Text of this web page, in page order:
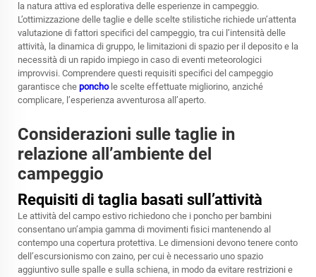
la natura attiva ed esplorativa delle esperienze in campeggio.
L’ottimizzazione delle taglie e delle scelte stilistiche richiede un’attenta
valutazione di fattori specifici del campeggio, tra cui l’intensità delle
attività, la dinamica di gruppo, le limitazioni di spazio per il deposito e la
necessità di un rapido impiego in caso di eventi meteorologici
improvvisi. Comprendere questi requisiti specifici del campeggio
garantisce che poncho le scelte effettuate migliorino, anziché
complicare, l’esperienza avventurosa all’aperto.
Considerazioni sulle taglie in
relazione all’ambiente del
campeggio
Requisiti di taglia basati sull’attività
Le attività del campo estivo richiedono che i poncho per bambini
consentano un’ampia gamma di movimenti fisici mantenendo al
contempo una copertura protettiva. Le dimensioni devono tenere conto
dell’escursionismo con zaino, per cui è necessario uno spazio
aggiuntivo sulle spalle e sulla schiena, in modo da evitare restrizioni e